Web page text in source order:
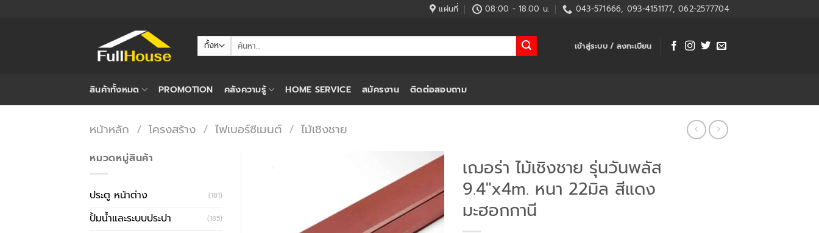
แผ่นที่ 08:00 - 18.00 น. 043-571666, 093-4151177, 062-2577704
ค้นหา: เข้าสู่ระบบ / ลงทะเบียน
สินค้าทั้งหมด PROMOTION คลังความรู้ HOME SERVICE สมัครงาน ติดต่อสอบถาม
หน้าหลัก / โครงสร้าง / ไฟเบอร์ซีเมนต์ / ไม้เชิงชาย
หมวดหมู่สินค้า
ประตู หน้าต่าง (181)
ปั้มน้ำและระบบประปา (185)
เฌอร่า ไม้เชิงชาย รุ่นวันพลัส
9.4″x4m. หนา 22มิล สีแดง
มะฮอกกานี